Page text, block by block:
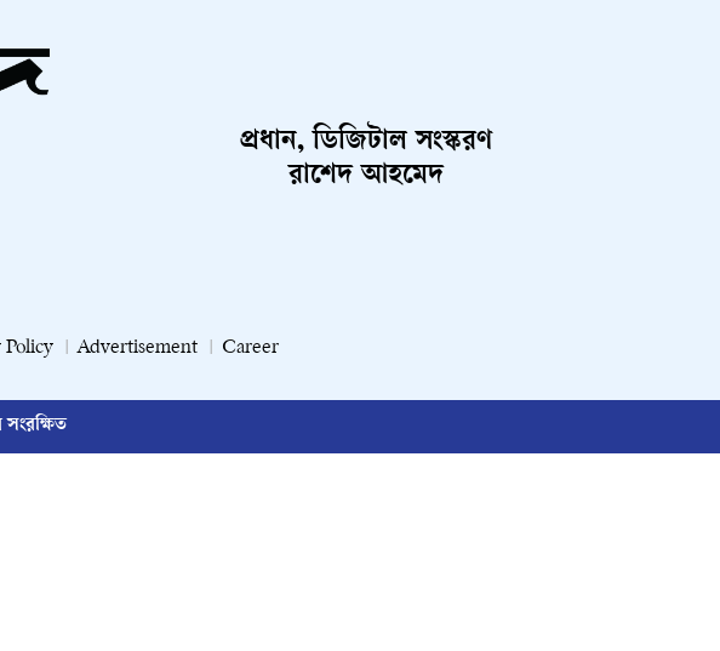
প্রধান, ডিজিটাল সংস্করণ
রাশেদ আহমেদ
Policy Advertisement Career
সংরক্ষিত